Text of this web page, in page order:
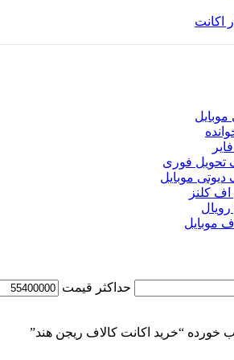
موبایل
تحویل فوری
دیوتی موبایل
کلنز
موبایل
حداکثر قیمت
“خرید اکانت کالاف ریجن هند”